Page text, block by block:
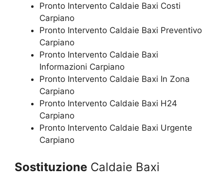
Pronto Intervento Caldaie Baxi Costi
Carpiano
Pronto Intervento Caldaie Baxi Preventivo
Carpiano
Pronto Intervento Caldaie Baxi
Informazioni Carpiano
Pronto Intervento Caldaie Baxi In Zona
Carpiano
Pronto Intervento Caldaie Baxi H24
Carpiano
Pronto Intervento Caldaie Baxi Urgente
Carpiano
Sostituzione Caldaie Baxi